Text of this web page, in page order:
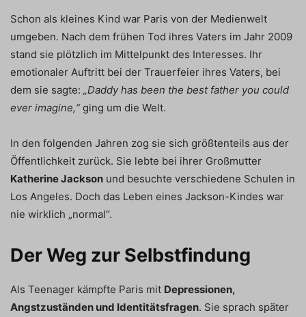
Schon als kleines Kind war Paris von der Medienwelt
umgeben. Nach dem frühen Tod ihres Vaters im Jahr 2009
stand sie plötzlich im Mittelpunkt des Interesses. Ihr
emotionaler Auftritt bei der Trauerfeier ihres Vaters, bei
dem sie sagte: „Daddy has been the best father you could
ever imagine,“ging um die Welt.
In den folgenden Jahren zog sie sich größtenteils aus der
Öffentlichkeit zurück. Sie lebte bei ihrer Großmutter
Katherine Jackson und besuchte verschiedene Schulen in
Los Angeles. Doch das Leben eines Jackson-Kindes war
nie wirklich „normal“.
Der Weg zur Selbstfindung
Als Teenager kämpfte Paris mit Depressionen,
Angstzuständen und Identitätsfragen. Sie sprach später